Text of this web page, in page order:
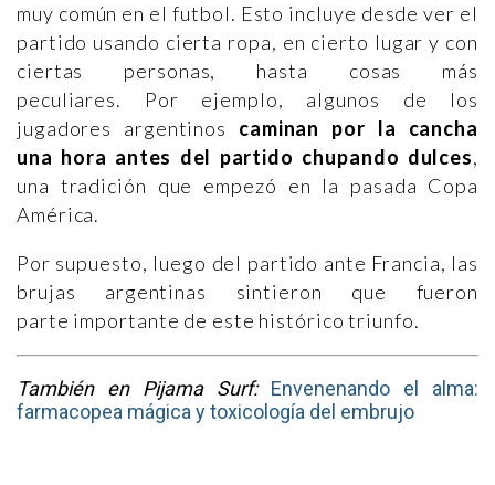
muy común en el futbol. Esto incluye desde ver el
partido usando cierta ropa, en cierto lugar y con
ciertas personas, hasta cosas más
peculiares. Por ejemplo, algunos de los
jugadores argentinos caminan por la cancha
una hora antes del partido chupando dulces,
una tradición que empezó en la pasada Copa
América.
Por supuesto, luego del partido ante Francia, las
brujas argentinas sintieron que fueron
parte importante de este histórico triunfo.
También en Pijama Surf: Envenenando el alma:
farmacopea mágica y toxicología del embrujo